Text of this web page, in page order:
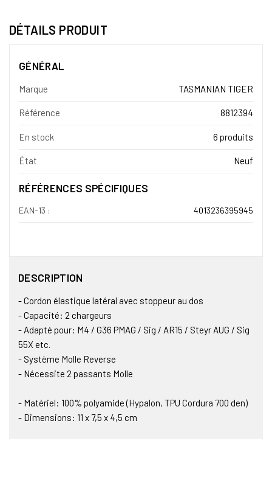
DÉTAILS PRODUIT
GÉNÉRAL
Marque TASMANIAN TIGER
Référence 8812394
En stock 6 produits
État Neuf
RÉFÉRENCES SPÉCIFIQUES
EAN-13 : 4013236395945
DESCRIPTION
- Cordon élastique latéral avec stoppeur au dos
- Capacité: 2 chargeurs
- Adapté pour: M4 / G36 PMAG / Sig / AR15 / Steyr AUG / Sig
55X etc.
- Système Molle Reverse
- Nécessite 2 passants Molle
- Matériel: 100% polyamide (Hypalon, TPU Cordura 700 den)
- Dimensions: 11 x 7,5 x 4,5 cm